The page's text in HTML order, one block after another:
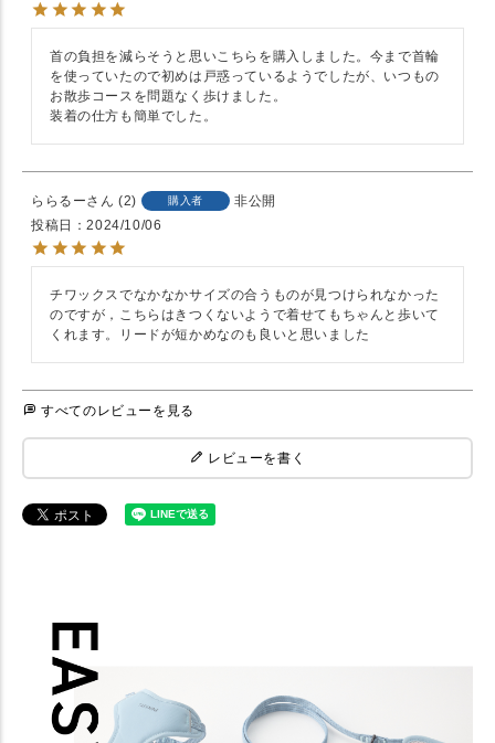
首の負担を減らそうと思いこちらを購入しました。今まで首輪
を使っていたので初めは戸惑っているようでしたが、いつもの
お散歩コースを問題なく歩けました。
装着の仕方も簡単でした。
ららるー 2 購入者
非公開
投稿日
2024/10/06
チワックスでなかなかサイズの合うものが見つけられなかった
のですが，こちらはきつくないようで着せてもちゃんと歩いて
くれます。リードが短かめなのも良いと思いました
すべてのレビューを見る
レビューを書く